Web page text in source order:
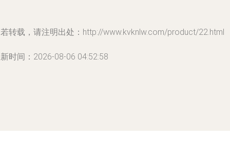
转载，请注明出处：http://www.kvknlw.com/product/22.html
时间：2026-08-06 04:52:58